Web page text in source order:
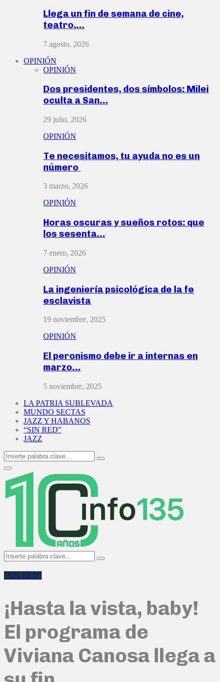
Llega un fin de semana de cine,
teatro,…
7 agosto, 2026
OPINIÓN
OPINIÓN
Dos presidentes, dos símbolos: Milei
oculta a San…
29 julio, 2026
OPINIÓN
Te necesitamos, tu ayuda no es un
número
3 marzo, 2026
OPINIÓN
Horas oscuras y sueños rotos: que
los sesenta…
7 enero, 2026
OPINIÓN
La ingeniería psicológica de la fe
esclavista
19 noviembre, 2025
OPINIÓN
El peronismo debe ir a internas en
marzo…
5 noviembre, 2025
LA PATRIA SUBLEVADA
MUNDO SECTAS
JAZZ Y HABANOS
“SIN RED”
JAZZ
Search
for:
Search
Primary
Menu
Search
for:
Search
"SIN RED"
¡Hasta la vista, baby!
El programa de
Viviana Canosa llega a